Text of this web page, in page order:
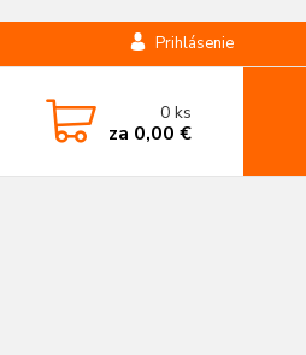
Prihlásenie
0ks
za 0,00 €